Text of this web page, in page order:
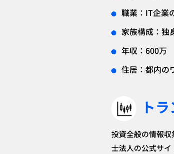
職業：IT企業
家族構成：独
年収：600万
住居：都内の
ト
投資全般の情報
士法人の公式サイ